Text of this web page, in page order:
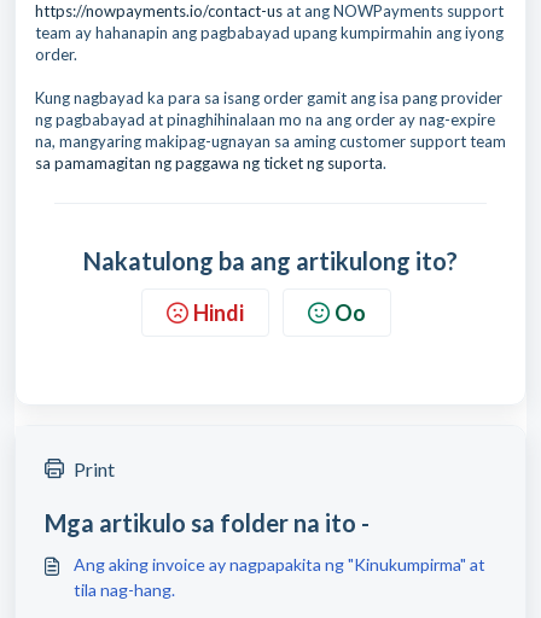
https://nowpayments.io/contact-usat ang NOWPayments support
team ay hahanapin ang pagbabayad upang kumpirmahin ang iyong
order.
Kung nagbayad ka para sa isang order gamit ang isa pang provider
ng pagbabayad at pinaghihinalaan mo na ang order ay nag-expire
na, mangyaring makipag-ugnayan sa aming customer support team
sa pamamagitan ng paggawa ng ticket ng suporta.
Nakatulong ba ang artikulong ito?
Hindi Oo
Print
Mga artikulo sa folder na ito -
Ang aking invoice ay nagpapakita ng "Kinukumpirma" at
tila nag-hang.